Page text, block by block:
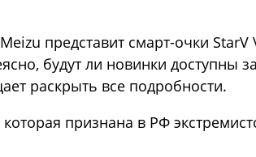
представит смарт-очки StarV
будут ли новинки доступны
раскрыть все подробности.
признана в РФ